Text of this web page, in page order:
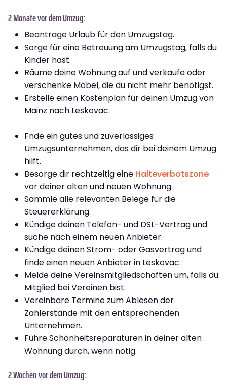
2 Monate vor dem Umzug:
Beantrage Urlaub für den Umzugstag.
Sorge für eine Betreuung am Umzugstag, falls du
Kinder hast.
Räume deine Wohnung auf und verkaufe oder
verschenke Möbel, die du nicht mehr benötigst.
Erstelle einen Kostenplan für deinen Umzug von
Mainz nach Leskovac.
Fnde ein gutes und zuverlässiges
Umzugsunternehmen, das dir bei deinem Umzug
hilft.
Besorge dir rechtzeitig eine Halteverbotszone
vor deiner alten und neuen Wohnung.
Sammle alle relevanten Belege für die
Steuererklärung.
Kündige deinen Telefon- und DSL-Vertrag und
suche nach einem neuen Anbieter.
Kündige deinen Strom- oder Gasvertrag und
finde einen neuen Anbieter in Leskovac.
Melde deine Vereinsmitgliedschaften um, falls du
Mitglied bei Vereinen bist.
Vereinbare Termine zum Ablesen der
Zählerstände mit den entsprechenden
Unternehmen.
Führe Schönheitsreparaturen in deiner alten
Wohnung durch, wenn nötig.
2 Wochen vor dem Umzug: